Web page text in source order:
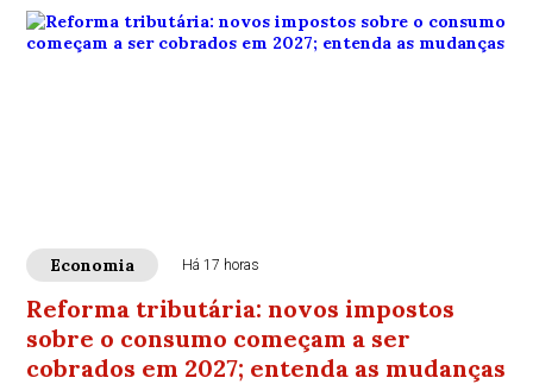
Economia Há 17 horas
Reforma tributária: novos impostos
sobre o consumo começam a ser
cobrados em 2027; entenda as mudanças